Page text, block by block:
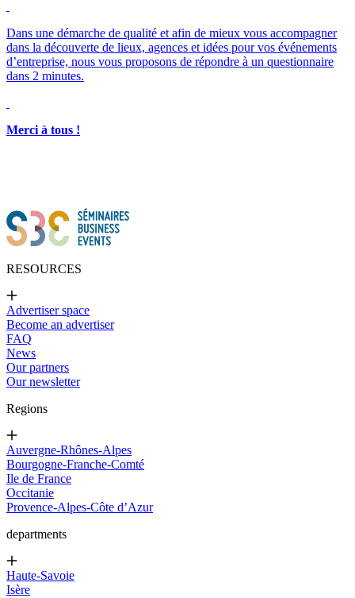
Merci à tous !
RESOURCES
Advertiser space
Become an advertiser
FAQ
News
Our partners
Our newsletter
Regions
Auvergne-Rhônes-Alpes
Bourgogne-Franche-Comté
Ile de France
Occitanie
Provence-Alpes-Côte d’Azur
departments
Haute-Savoie
Isère